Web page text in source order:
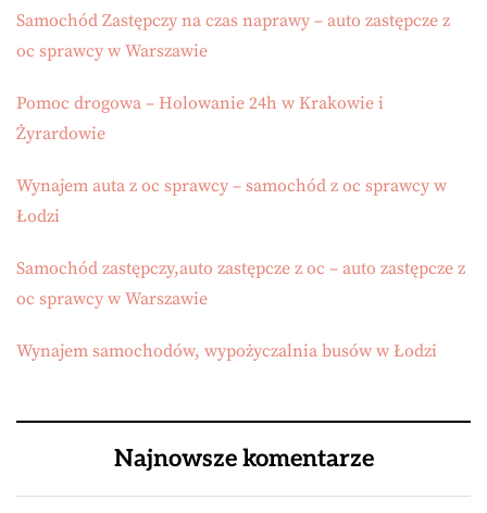
Samochód Zastępczy na czas naprawy – auto zastępcze z
oc sprawcy w Warszawie
Pomoc drogowa – Holowanie 24h w Krakowie i
Żyrardowie
Wynajem auta z oc sprawcy – samochód z oc sprawcy w
Łodzi
Samochód zastępczy,auto zastępcze z oc – auto zastępcze z
oc sprawcy w Warszawie
Wynajem samochodów, wypożyczalnia busów w Łodzi
Najnowsze komentarze